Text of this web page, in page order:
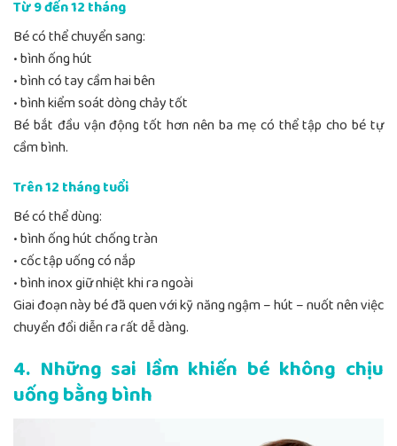
Từ 9 đến 12 tháng
Bé có thể chuyển sang:
• bình ống hút
• bình có tay cầm hai bên
• bình kiểm soát dòng chảy tốt
Bé bắt đầu vận động tốt hơn nên ba mẹ có thể tập cho bé tự
cầm bình.
Trên 12 tháng tuổi
Bé có thể dùng:
• bình ống hút chống tràn
• cốc tập uống có nắp
• bình inox giữ nhiệt khi ra ngoài
Giai đoạn này bé đã quen với kỹ năng ngậm – hút – nuốt nên việc
chuyển đổi diễn ra rất dễ dàng.
4. Những sai lầm khiến bé không chịu
uống bằng bình